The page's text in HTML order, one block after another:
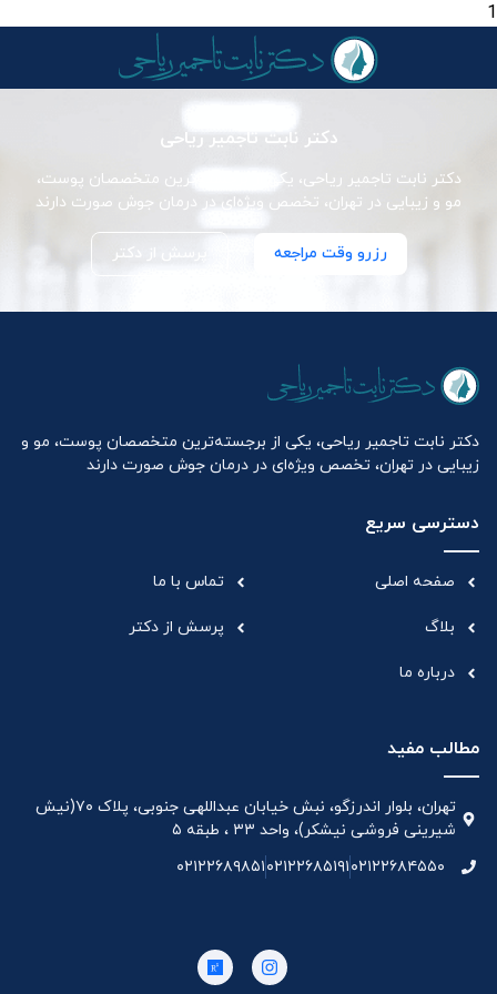
1
دکتر نابت تاجمیر ریاحی
دکتر نابت تاجمیر ریاحی، یکی از برجسته‌ترین متخصصان پوست،
مو و زیبایی در تهران، تخصص ویژه‌ای در درمان جوش صورت دارند
رزرو وقت مراجعه پرسش از دکتر
دکتر نابت تاجمیر ریاحی، یکی از برجسته‌ترین متخصصان پوست، مو و
زیبایی در تهران، تخصص ویژه‌ای در درمان جوش صورت دارند
دسترسی سریع
صفحه اصلی
بلاگ
درباره ما
تماس با ما
پرسش از دکتر
مطالب مفید
تهران، بلوار اندرزگو، نبش خیابان عبداللهی جنوبی، پلاک ۷۰(نیش
شیرینی فروشی نیشکر)، واحد ۳۳ ، طبقه ۵
۰۲۱۲۲۶۸۴۵۵۰۰۲۱۲۲۶۸۵۱۹۱۰۲۱۲۲۶۸۹۸۵۱